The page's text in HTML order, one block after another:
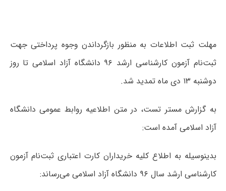
مهلت ثبت‌ اطلاعات به منظور بازگرداندن وجوه پرداختی جهت
ثبت‌نام آزمون‌ کارشناسی ارشد ۹۶ دانشگاه آزاد اسلامی تا روز
دوشنبه ۱۳ دی ماه تمدید شد.
به گزارش مستر تست، در متن اطلاعیه روابط عمومی دانشگاه
آزاد اسلامی آمده است:
بدینوسیله به اطلاع کلیه خریداران کارت اعتباری ثبت‌نام آزمون‌
کارشناسی ارشد سال ۹۶ دانشگاه آزاد اسلامی می‌رساند: